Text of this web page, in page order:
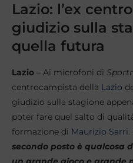
Lazio: l’ex
giudizio sulla
quella futura
Lazio – Ai microfoni di
centrocampista della Lazio
giudizio sulla stagione
poter fare quel salto di
formazione di Maurizio Sarri.
secondo posto è qualcosa